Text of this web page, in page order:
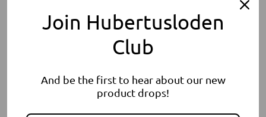
Join Hubertusloden
Club
And be the first to hear about our new
product drops!